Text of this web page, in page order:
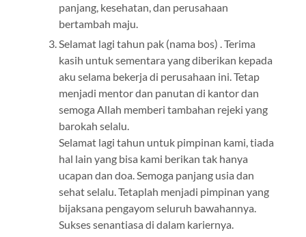
panjang, kesehatan, dan perusahaan
bertambah maju.
Selamat lagi tahun pak (nama bos) . Terima
kasih untuk sementara yang diberikan kepada
aku selama bekerja di perusahaan ini. Tetap
menjadi mentor dan panutan di kantor dan
semoga Allah memberi tambahan rejeki yang
barokah selalu.
Selamat lagi tahun untuk pimpinan kami, tiada
hal lain yang bisa kami berikan tak hanya
ucapan dan doa. Semoga panjang usia dan
sehat selalu. Tetaplah menjadi pimpinan yang
bijaksana pengayom seluruh bawahannya.
Sukses senantiasa di dalam kariernya.